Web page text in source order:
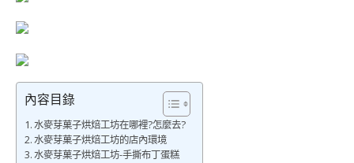
內容目錄
水麥芽菓子烘焙工坊在哪裡?怎麼去?
水麥芽菓子烘焙工坊的店內環境
水麥芽菓子烘焙工坊-手撕布丁蛋糕